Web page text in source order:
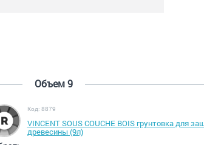
Объем 9
Код: 8879
VINCENT SOUS COUCHE BOIS грунтовка для
древесины (9л)